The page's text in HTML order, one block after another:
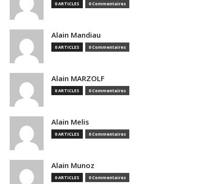
0 ARTICLES 0 Commentaires
Alain Mandiau
0 ARTICLES 0 Commentaires
Alain MARZOLF
0 ARTICLES 0 Commentaires
Alain Melis
0 ARTICLES 0 Commentaires
Alain Munoz
0 ARTICLES 0 Commentaires